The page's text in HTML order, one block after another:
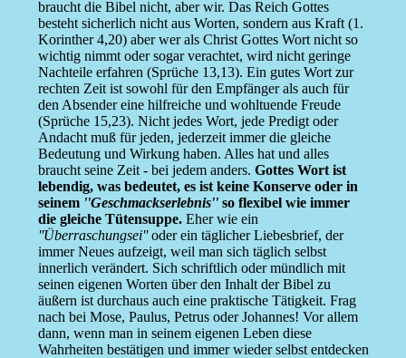
braucht die Bibel nicht, aber wir. Das Reich Gottes
besteht sicherlich nicht aus Worten, sondern aus Kraft (1.
Korinther 4,20) aber wer als Christ Gottes Wort nicht so
wichtig nimmt oder sogar verachtet, wird nicht geringe
Nachteile erfahren (Sprüche 13,13). Ein gutes Wort zur
rechten Zeit ist sowohl für den Empfänger als auch für
den Absender eine hilfreiche und wohltuende Freude
(Sprüche 15,23). Nicht jedes Wort, jede Predigt oder
Andacht muß für jeden, jederzeit immer die gleiche
Bedeutung und Wirkung haben. Alles hat und alles
braucht seine Zeit - bei jedem anders. Gottes Wort ist
lebendig, was bedeutet, es ist keine Konserve oder in
seinem ''Geschmackserlebnis''so flexibel wie immer
die gleiche Tütensuppe.Eher wie ein
''Überraschungsei''oder ein täglicher Liebesbrief, der
immer Neues aufzeigt, weil man sich täglich selbst
innerlich verändert. Sich schriftlich oder mündlich mit
seinen eigenen Worten über den Inhalt der Bibel zu
äußern ist durchaus auch eine praktische Tätigkeit. Frag
nach bei Mose, Paulus, Petrus oder Johannes! Vor allem
dann, wenn man in seinem eigenen Leben diese
Wahrheiten bestätigen und immer wieder selbst entdecken